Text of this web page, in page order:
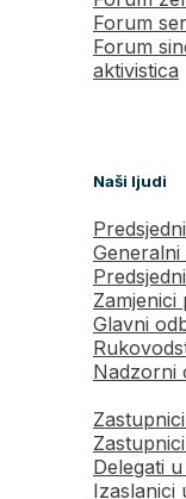
Forum
Forum
aktivistica
Naši ljudi
Zamjenici
Glavni
Nadzorni
Delegati
Izaslanici